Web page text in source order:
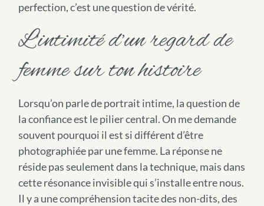
perfection, c’est une question de vérité.
L’intimité d’un regard de
femme sur ton histoire
Lorsqu’on parle de portrait intime, la question de
la confiance est le pilier central. On me demande
souvent pourquoi il est si différent d’être
photographiée par une femme. La réponse ne
réside pas seulement dans la technique, mais dans
cette résonance invisible qui s’installe entre nous.
Il y a une compréhension tacite des non-dits, des